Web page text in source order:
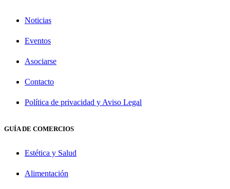
Noticias
Eventos
Asociarse
Contacto
Política de privacidad y Aviso Legal
GUÍA DE COMERCIOS
Estética y Salud
Alimentación